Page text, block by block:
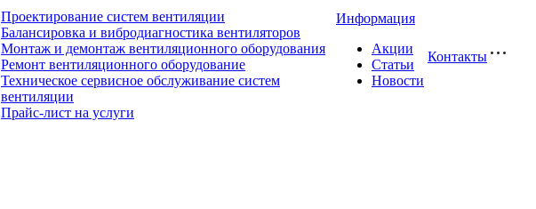
Проектирование систем вентиляции
Балансировка и вибродиагностика вентиляторов
Монтаж и демонтаж вентиляционного оборудования
Ремонт вентиляционного оборудование
Техническое сервисное обслуживание систем
вентиляции
Прайс-лист на услуги
Информация
Акции
Статьи
Новости
Контакты